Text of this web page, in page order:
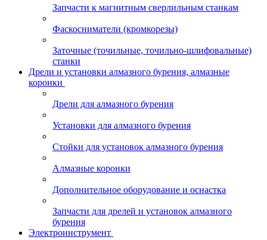
Запчасти к магнитным сверлильным станкам
Фаскосниматели (кромкорезы)
Заточные (точильные, точильно-шлифовальные)
станки
Дрели и установки алмазного бурения, алмазные
коронки
Дрели для алмазного бурения
Установки для алмазного бурения
Стойки для установок алмазного бурения
Алмазные коронки
Дополнительное оборудование и оснастка
Запчасти для дрелей и установок алмазного
бурения
Электроинструмент